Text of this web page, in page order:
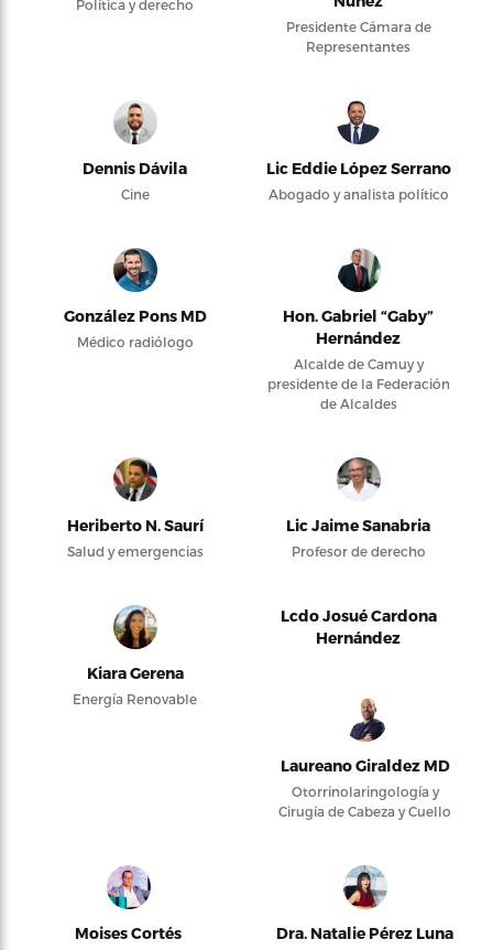
Política y derecho
Presidente Cámara de
Representantes
Dennis Dávila
Cine
Lic Eddie López Serrano
Abogado y analista político
González Pons MD
Médico radiólogo
Hon. Gabriel “Gaby”
Hernández
Alcalde de Camuy y
presidente de la Federación
de Alcaldes
Heriberto N. Saurí
Salud y emergencias
Lic Jaime Sanabria
Profesor de derecho
Kiara Gerena
Energía Renovable
Lcdo Josué Cardona
Hernández
Laureano Giraldez MD
Otorrinolaringología y
Cirugía de Cabeza y Cuello
Moises Cortés Dra. Natalie Pérez Luna